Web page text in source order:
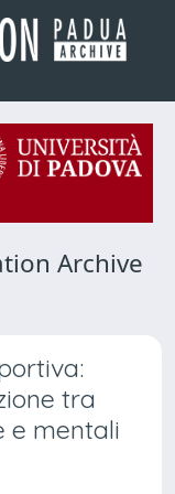
Archive
tra
e mentali